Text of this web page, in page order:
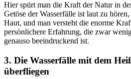
Hier spürt man die Kraft der Natur in
Getöse der Wasserfälle ist laut zu
Haut, und man versteht die enorme
persönlichere Erfahrung, die zwar
genauso beeindruckend ist.
3. Die Wasserfälle mit dem
überfliegen